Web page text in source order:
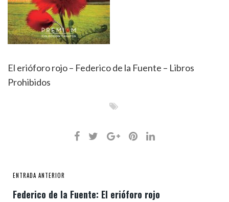
El erióforo rojo – Federico de la Fuente – Libros
Prohibidos
ENTRADA ANTERIOR
Federico de la Fuente: El erióforo rojo